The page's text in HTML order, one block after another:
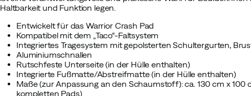
Haltbarkeit und Funktion legen.
Entwickelt für das Warrior Crash Pad
Kompatibel mit dem „Taco“-Faltsystem
Integriertes Tragesystem mit gepolsterten Schultergurten,
Aluminiumschnallen
Rutschfeste Unterseite (in der Hülle enthalten)
Integrierte Fußmatte/Abstreifmatte (in der Hülle enthalten)
Maße (zur Anpassung an den Schaumstoff): ca. 130 cm x 100
kompletten Pads)